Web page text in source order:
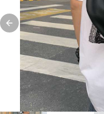
Previous slide